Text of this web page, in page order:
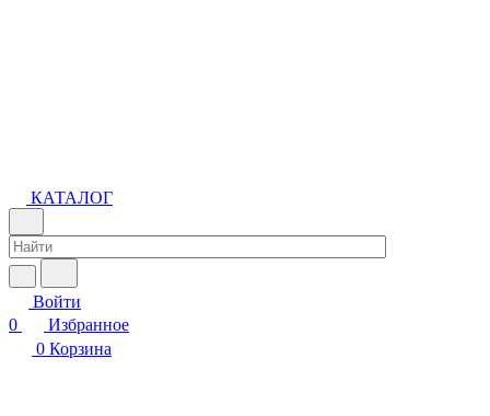
КАТАЛОГ
Войти
0
Избранное
0 Корзина